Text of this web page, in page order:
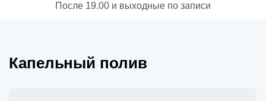
После 19.00 и выходные по записи
Капельный полив